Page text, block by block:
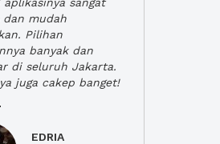
mudah
Pilihan
banyak dan
di seluruh Jakarta.
juga cakep banget!
EDRIA